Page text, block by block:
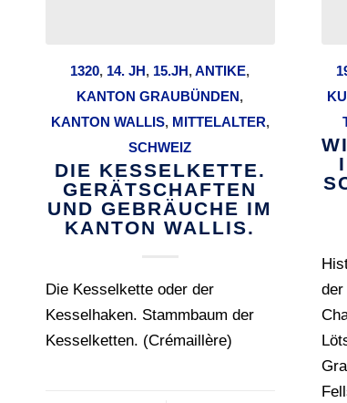
1320, 14. JH, 15.JH,ANTIKE,
KANTON GRAUBÜNDEN,
KANTON WALLIS, MITTELALTER,
SCHWEIZ
DIE KESSELKETTE.
GERÄTSCHAFTEN
UND GEBRÄUCHE IM
KANTON WALLIS.
Die Kesselkette oder der
Kesselhaken. Stammbaum der
Kesselketten. (Crémaillère)
der